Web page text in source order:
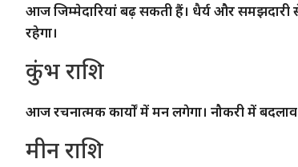
आज जिम्मेदारियां बढ़ सकती हैं। धैर्य और समझदारी
रहेगा।
कुंभ राशि
आज रचनात्मक कार्यों में मन लगेगा। नौकरी में
मीन राशि